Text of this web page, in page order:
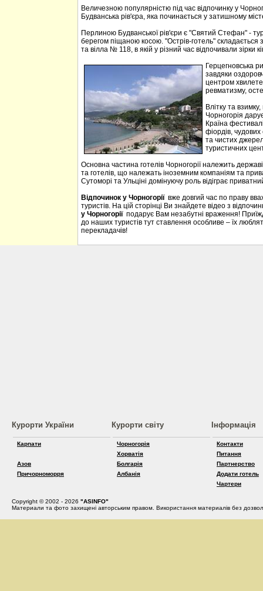
Величезною популярністю під час відпочинку у
Будванська рів'єра, яка починається у затишному
Перлиною Будванської рів'єри є "Святий Стефан" -
берегом піщаною косою. "Острів-готель"
та вілла № 118, в якій у різний час відпочивали зірки
Герцегновська
завдяки
центром
ревматизму,
Влітку та
Чорногорія
Країна
фіордів, чудових
та чистих
туристичних
Основна частина готелів Чорногорії належить
та готелів, що належать іноземним компаніям та
Сутоморі та Ульціні домінуючу роль відіграє
Відпочинок у Чорногорії вже довгий час по праву
туристів. На цій сторінці Ви знайдете відео з
у Чорногоріїподарує Вам незабутні враження!
до наших туристів тут ставлення особливе – їх
перекладачів!
Курорти України
Карпати
Азов
Причорноморря
Курорти світу
Чорногорія
Хорватія
Болгарія
Албанія
Інформація
Контакти
Питання
Партнерство
Додати готель
Чартери
Copyright © 2002 - 2026 "ASINFO"
Материали та фото захищені авторським правом. Використання материалів без